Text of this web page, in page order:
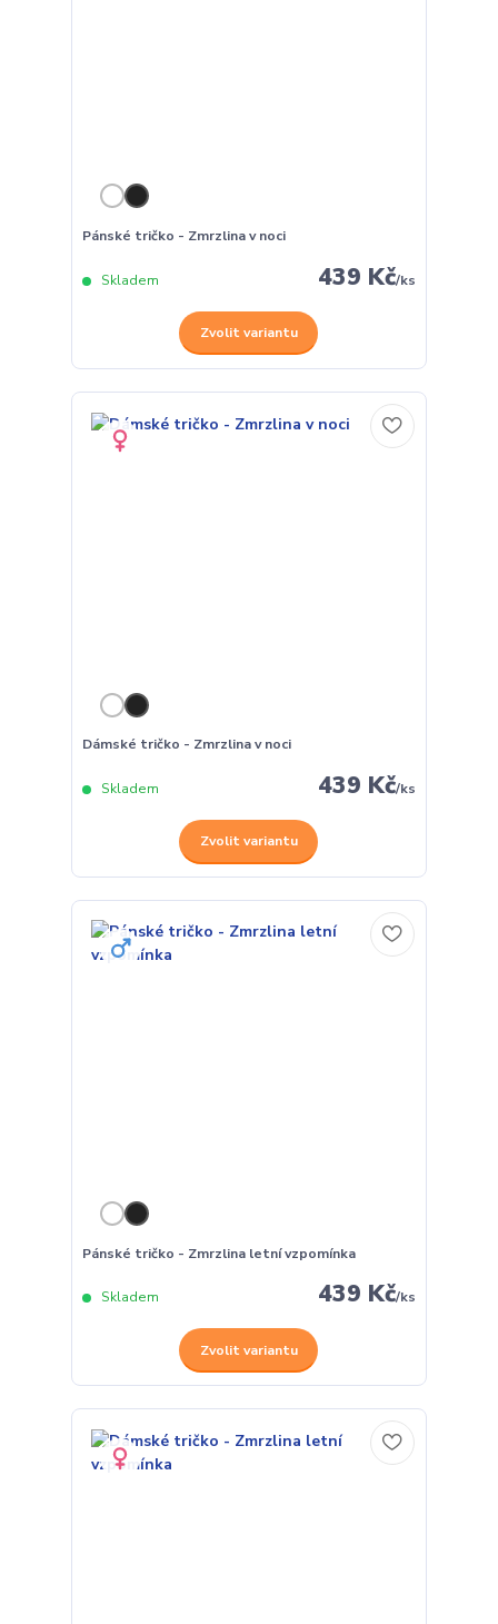
Pánské tričko - Zmrzlina v noci
439 Kč/ks
Skladem
Zvolit variantu
Dámské tričko - Zmrzlina v noci
439 Kč/ks
Skladem
Zvolit variantu
Pánské tričko - Zmrzlina letní vzpomínka
439 Kč/ks
Skladem
Zvolit variantu